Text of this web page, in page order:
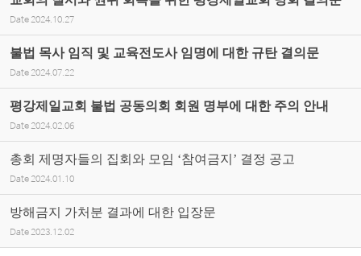
Date 2024.10.27
불법 목사 임직 및 교육전도사 임명에 대한 규탄 결의문
Date 2024.07.22
평강제일교회 불법 공동의회 회원 명부에 대한 주의 안내
Date 2024.02.06
총회 제명자들의 집회와 모임 ‘참여금지’ 결정 공고
Date 2024.01.10
방해금지 가처분 결과에 대한 입장문
Date 2023.12.02